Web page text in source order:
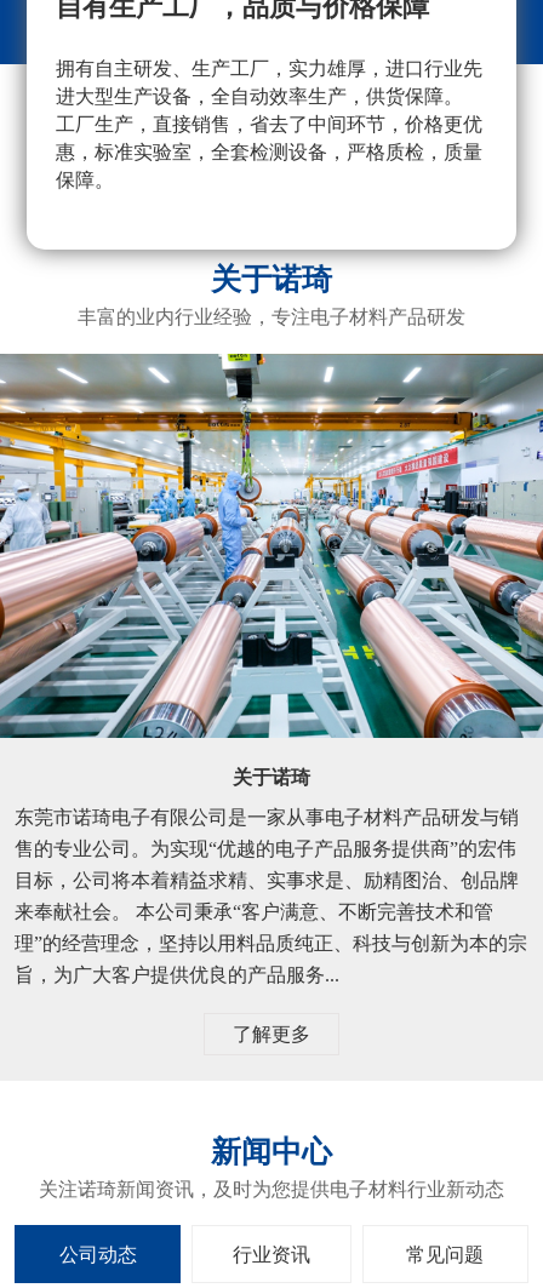
自有生产工厂，品质与价格保障
拥有自主研发、生产工厂，实力雄厚，进口行业先
进大型生产设备，全自动效率生产，供货保障。
工厂生产，直接销售，省去了中间环节，价格更优
惠，标准实验室，全套检测设备，严格质检，质量
保障。
采
关于诺琦
丰富的业内行业经验，专注电子材料产品研发
关于诺琦
东莞市诺琦电子有限公司是一家从事电子材料产品研发与销
售的专业公司。为实现“优越的电子产品服务提供商”的宏伟
目标，公司将本着精益求精、实事求是、励精图治、创品牌
来奉献社会。 本公司秉承“客户满意、不断完善技术和管
理”的经营理念，坚持以用料品质纯正、科技与创新为本的宗
旨，为广大客户提供优良的产品服务...
了解更多
新闻中心
关注诺琦新闻资讯，及时为您提供电子材料行业新动态
公司动态 行业资讯 常见问题